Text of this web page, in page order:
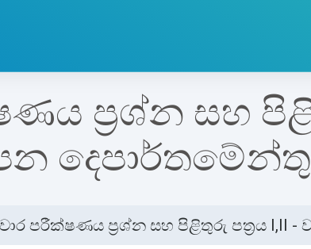
ප්‍රශ්න සහ
පරීක්ෂණය ප්‍රශ්න සහ පිළිතුරු පත්‍රය I,II -